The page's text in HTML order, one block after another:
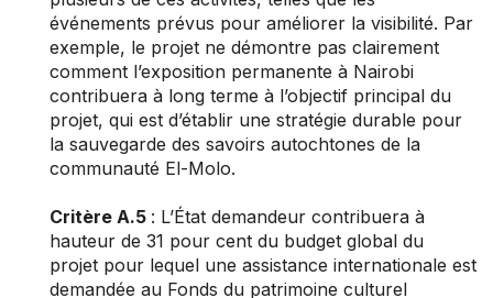
événements prévus pour améliorer la visibilité. Par
exemple, le projet ne démontre pas clairement
comment l’exposition permanente à Nairobi
contribuera à long terme à l’objectif principal du
projet, qui est d’établir une stratégie durable pour
la sauvegarde des savoirs autochtones de la
communauté El-Molo.
Critère A.5 : L’État demandeur contribuera à
hauteur de 31 pour cent du budget global du
projet pour lequel une assistance internationale est
demandée au Fonds du patrimoine culturel